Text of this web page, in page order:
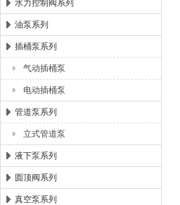
水力控制阀系列
油泵系列
插桶泵系列
气动插桶泵
电动插桶泵
管道泵系列
立式管道泵
液下泵系列
圆顶阀系列
真空泵系列